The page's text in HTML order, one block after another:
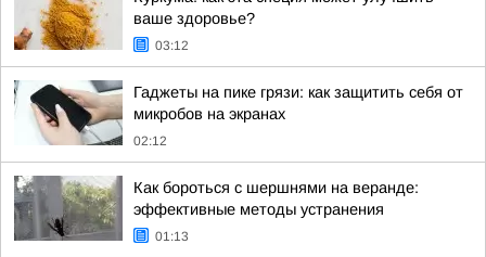
ваше здоровье?
03:12
Гаджеты на пике грязи: как защитить себя от
микробов на экранах
02:12
Как бороться с шершнями на веранде:
эффективные методы устранения
01:13